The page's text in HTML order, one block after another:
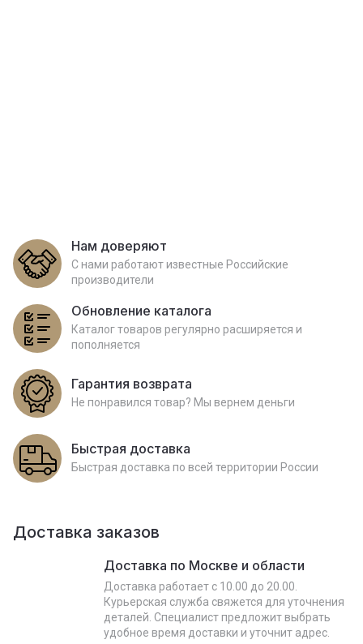
Нам доверяют
С нами работают известные Российские
производители
Обновление каталога
Каталог товаров регулярно расширяется и
пополняется
Гарантия возврата
Не понравился товар? Мы вернем деньги
Быстрая доставка
Быстрая доставка по всей территории России
Доставка заказов
Доставка по Москве и области
Доставка работает с 10.00 до 20.00.
Курьерская служба свяжется для уточнения
деталей. Специалист предложит выбрать
удобное время доставки и уточнит адрес.